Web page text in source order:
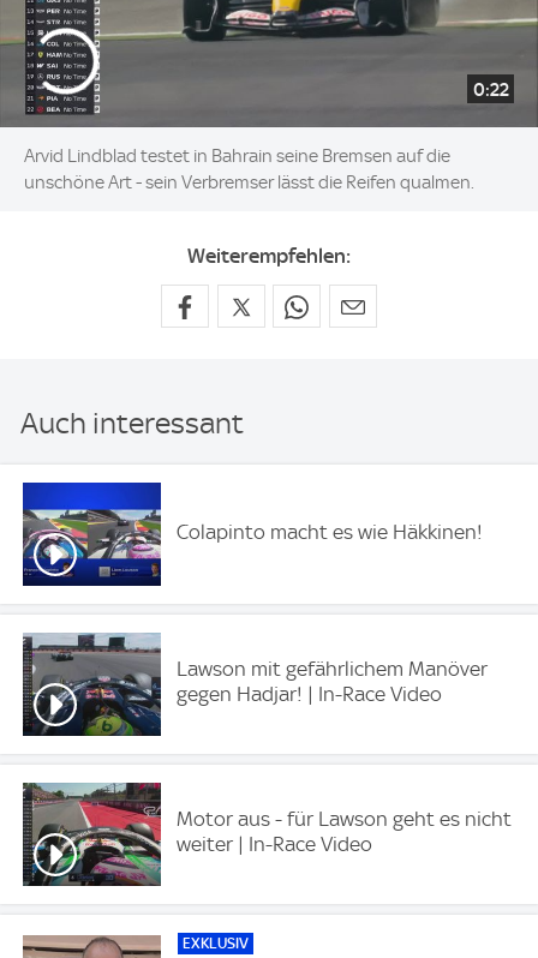
0:22
Arvid Lindblad testet in Bahrain seine Bremsen auf die
unschöne Art - sein Verbremser lässt die Reifen qualmen.
Weiterempfehlen:
Auch interessant
Colapinto macht es wie Häkkinen!
Lawson mit gefährlichem Manöver
gegen Hadjar! | In-Race Video
Motor aus - für Lawson geht es nicht
weiter | In-Race Video
EXKLUSIV